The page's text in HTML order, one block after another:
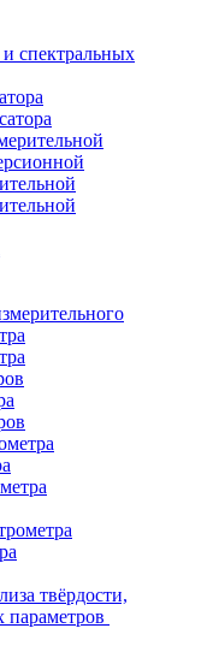
спектральных
твёрдости,
параметров